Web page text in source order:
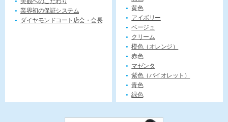
業界初の保証システム
ダイヤモンドコート店会・会長
黄色
アイボリー
ベージュ
クリーム
橙色（オレンジ）
赤色
マゼンタ
紫色（バイオレット）
青色
緑色